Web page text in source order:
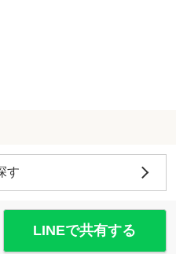
す
LINEで共有する